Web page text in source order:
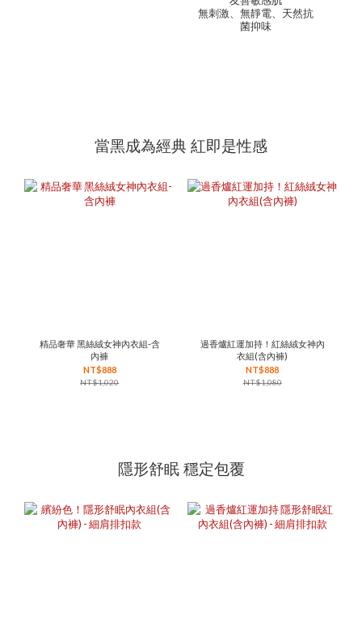
無刺激、無靜電、天然抗
菌抑味
當黑成為經典 紅即是性感
精品奢華 黑絲絨女神內衣組-含
內褲
NT$888
NT$1,020
過香爐紅運加持！紅絲絨女神內
衣組(含內褲)
NT$888
NT$1,080
隱形舒眠 穩定包覆